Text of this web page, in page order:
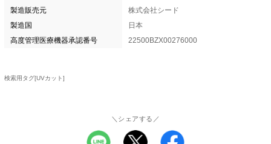
製造販売元
株式会社シード
製造国
日本
高度管理医療機器承認番号
22500BZX00276000
検索用タグ[UVカット]
＼シェアする／